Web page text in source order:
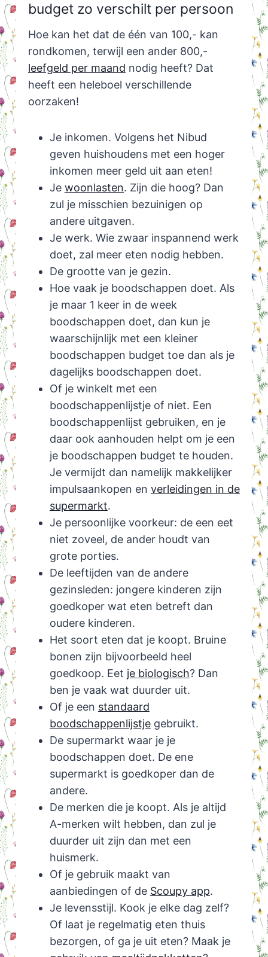
budget zo verschilt per persoon
Hoe kan het dat de één van 100,- kan
rondkomen, terwijl een ander 800,-
leefgeld per maand nodig heeft? Dat
heeft een heleboel verschillende
oorzaken!
Je inkomen. Volgens het Nibud
geven huishoudens met een hoger
inkomen meer geld uit aan eten!
Je woonlasten. Zijn die hoog? Dan
zul je misschien bezuinigen op
andere uitgaven.
Je werk. Wie zwaar inspannend werk
doet, zal meer eten nodig hebben.
De grootte van je gezin.
Hoe vaak je boodschappen doet. Als
je maar 1 keer in de week
boodschappen doet, dan kun je
waarschijnlijk met een kleiner
boodschappen budget toe dan als je
dagelijks boodschappen doet.
Of je winkelt met een
boodschappenlijstje of niet. Een
boodschappenlijst gebruiken, en je
daar ook aanhouden helpt om je een
je boodschappen budget te houden.
Je vermijdt dan namelijk makkelijker
impulsaankopen en verleidingen in de
supermarkt.
Je persoonlijke voorkeur: de een eet
niet zoveel, de ander houdt van
grote porties.
De leeftijden van de andere
gezinsleden: jongere kinderen zijn
goedkoper wat eten betreft dan
oudere kinderen.
Het soort eten dat je koopt. Bruine
bonen zijn bijvoorbeeld heel
goedkoop. Eet je biologisch? Dan
ben je vaak wat duurder uit.
Of je een standaard
boodschappenlijstjegebruikt.
De supermarkt waar je je
boodschappen doet. De ene
supermarkt is goedkoper dan de
andere.
De merken die je koopt. Als je altijd
A-merken wilt hebben, dan zul je
duurder uit zijn dan met een
huismerk.
Of je gebruik maakt van
aanbiedingen of de Scoupy app.
Je levensstijl. Kook je elke dag zelf?
Of laat je regelmatig eten thuis
bezorgen, of ga je uit eten? Maak je